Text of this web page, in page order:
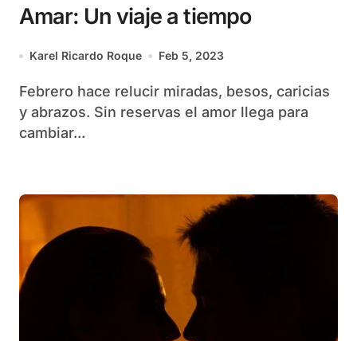
Amar: Un viaje a tiempo
Karel Ricardo Roque Feb 5, 2023
Febrero hace relucir miradas, besos, caricias
y abrazos. Sin reservas el amor llega para
cambiar...